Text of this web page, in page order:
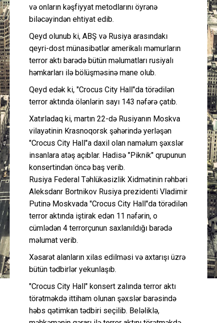
və onların kəşfiyyat metodlarını öyrənə
biləcəyindən ehtiyat edib.
Qeyd olunub ki, ABŞ və Rusiya arasındakı
qeyri-dost münasibətlər amerikalı məmurların
terror aktı barədə bütün məlumatları rusiyalı
həmkarları ilə bölüşməsinə mane olub.
Qeyd edək ki, "Crocus City Hall"da törədilən
terror aktında ölənlərin sayı 143 nəfərə çatıb.
Xatırladaq ki, martın 22-də Rusiyanın Moskva
vilayətinin Krasnoqorsk şəhərində yerləşən
"Crocus City Hall"a daxil olan naməlum şəxslər
insanlara atəş açıblar. Hadisə "Piknik" qrupunun
konsertindən öncə baş verib.
Rusiya Federal Təhlükəsizlik Xidmətinin rəhbəri
Aleksdanr Bortnikov Rusiya prezidenti Vladimir
Putinə Moskvada "Crocus City Hall"da törədilən
terror aktında iştirak edən 11 nəfərin, o
cümlədən 4 terrorçunun saxlanıldığı barədə
məlumat verib.
Xəsarət alanların xilas edilməsi və axtarışı üzrə
bütün tədbirlər yekunlaşıb.
"Crocus City Hall" konsert zalında terror aktı
törətməkdə ittiham olunan şəxslər barəsində
həbs qətimkan tədbiri seçilib. Beləliklə,